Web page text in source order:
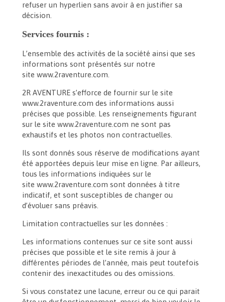
refuser un hyperlien sans avoir à en justifier sa
décision.
Services fournis :
L’ensemble des activités de la société ainsi que ses
informations sont présentés sur notre
site www.2raventure.com.
2R AVENTURE s’efforce de fournir sur le site
www.2raventure.com des informations aussi
précises que possible. Les renseignements figurant
sur le site www.2raventure.com ne sont pas
exhaustifs et les photos non contractuelles.
Ils sont donnés sous réserve de modifications ayant
été apportées depuis leur mise en ligne. Par ailleurs,
tous les informations indiquées sur le
site www.2raventure.com sont données à titre
indicatif, et sont susceptibles de changer ou
d’évoluer sans préavis.
Limitation contractuelles sur les données :
Les informations contenues sur ce site sont aussi
précises que possible et le site remis à jour à
différentes périodes de l’année, mais peut toutefois
contenir des inexactitudes ou des omissions.
Si vous constatez une lacune, erreur ou ce qui parait